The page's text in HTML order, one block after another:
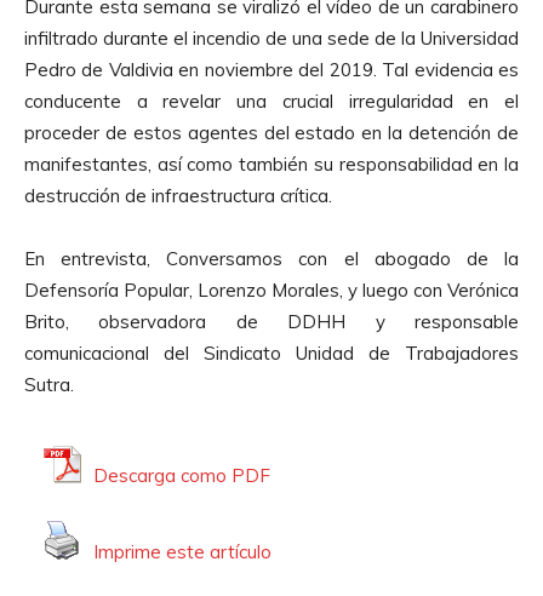
p
r
o
d
u
c
t
r
d
e
A
u
Durante esta semana se viralizó el vídeo de un carabinero
infiltrado durante el incendio de una sede de la Universidad
Pedro de Valdivia en noviembre del 2019. Tal evidencia es
conducente a revelar una crucial irregularidad en el
proceder de estos agentes del estado en la detención de
manifestantes, así como también su responsabilidad en la
destrucción de infraestructura crítica.
En entrevista, Conversamos con el abogado de la
Defensoría Popular, Lorenzo Morales, y luego con Verónica
Brito, observadora de DDHH y responsable
comunicacional del Sindicato Unidad de Trabajadores
Sutra.
Descarga como PDF
Imprime este artículo